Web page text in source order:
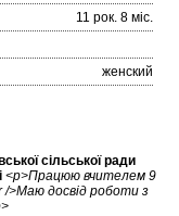
11 рок. 8 міc.
женский
сільської ради
<p>Працюю вчителем 9
/>Маю досвід роботи з